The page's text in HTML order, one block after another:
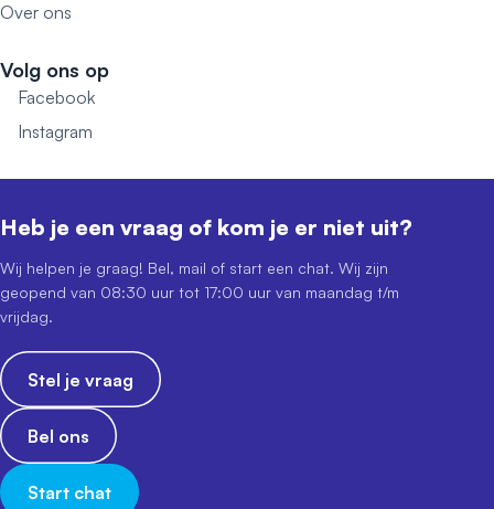
Over ons
Volg ons op
Facebook
Instagram
Heb je een vraag of kom je er niet uit?
Wij helpen je graag! Bel, mail of start een chat. Wij zijn
geopend van 08:30 uur tot 17:00 uur van maandag t/m
vrijdag.
Stel je vraag
Bel ons
Start chat